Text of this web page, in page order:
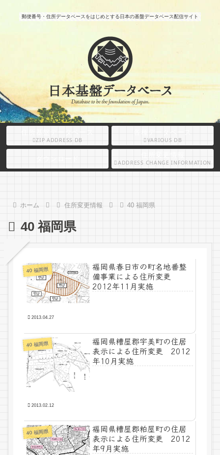
郵便番号・住所データベースをはじめとする日本の基盤データベース配信サイト
住所基盤データベース
ZIP ADDRESS DB VARIOUS DB
ADDRESS CHANGE INFORMATION
ホーム 住所変更情報 40 福岡県
40 福岡県
40 福岡県
福岡県春日市の町名地番整
備事業による住所変更
2012年11月実施
2013.04.27
40 福岡県
福岡県糟屋郡宇美町の住居
表示による住所変更 2012
年10月実施
2013.02.12
40 福岡県
福岡県糟屋郡粕屋町の住居
表示による住所変更 2012
年9月実施